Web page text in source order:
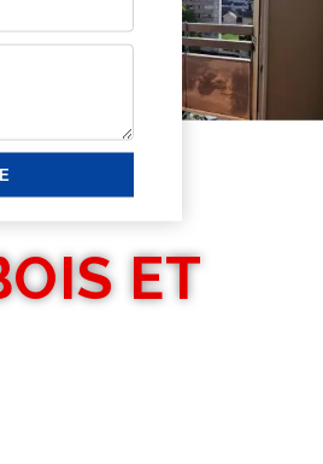
ET